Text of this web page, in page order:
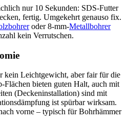
nur 10 Sekunden: SDS-Futter
fertig. Umgekehrt genauso fix.
oder 8-mm-Metallbohrer
kein Verrutschen.
kein Leichtgewicht, aber fair für die
Flächen bieten guten Halt, auch mit
(Deckeninstallation) sind mit
ist spürbar wirksam.
vorne – typisch für Bohrhämmer